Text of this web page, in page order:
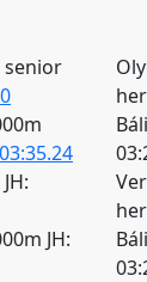
senior
03:35.24
JH: